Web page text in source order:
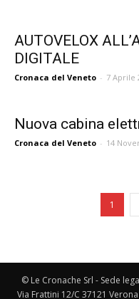
AUTOVELOX
DIGITALE
Cronaca del Veneto - 7 Aprile
Nuova cabina
Cronaca del Veneto - 14
1
© Le Cronache Srl - Sede
Via Frattini 12/C 37121